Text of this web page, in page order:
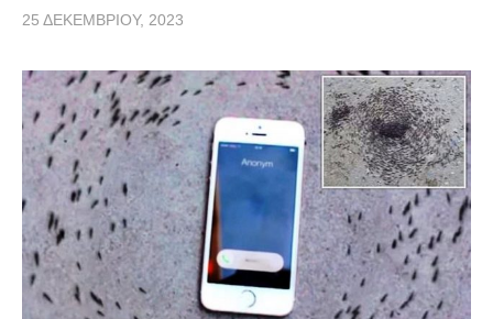
25 ΔΕΚΕΜΒΡΊΟΥ, 2023